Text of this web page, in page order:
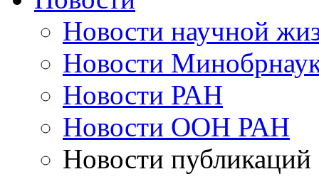
Новости научной
Новости
Новости РАН
Новости ООН РАН
Новости публикаций